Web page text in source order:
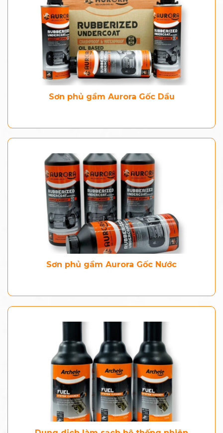
Sơn phủ gầm Aurora Gốc Dầu
Sơn phủ gầm Aurora Gốc Nước